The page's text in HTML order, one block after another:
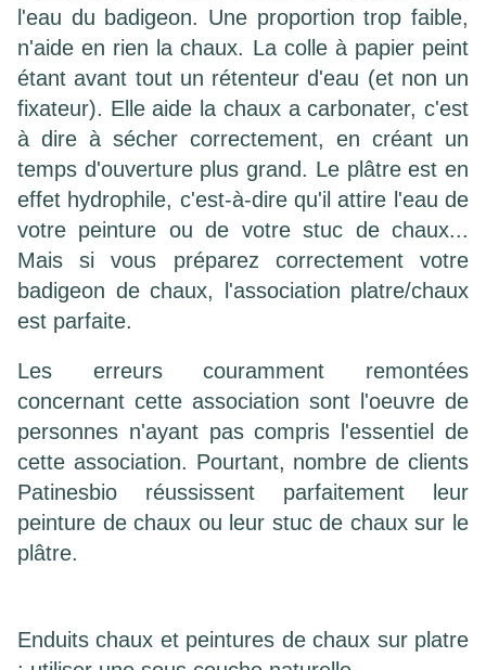
l'eau du badigeon. Une proportion trop faible,
n'aide en rien la chaux. La colle à papier peint
étant avant tout un rétenteur d'eau (et non un
fixateur). Elle aide la chaux a carbonater, c'est
à dire à sécher correctement, en créant un
temps d'ouverture plus grand. Le plâtre est en
effet hydrophile, c'est-à-dire qu'il attire l'eau de
votre peinture ou de votre stuc de chaux...
Mais si vous préparez correctement votre
badigeon de chaux, l'association platre/chaux
est parfaite.
Les erreurs couramment remontées
concernant cette association sont l'oeuvre de
personnes n'ayant pas compris l'essentiel de
cette association. Pourtant, nombre de clients
Patinesbio réussissent parfaitement leur
peinture de chaux ou leur stuc de chaux sur le
plâtre.
Enduits chaux et peintures de chaux sur platre